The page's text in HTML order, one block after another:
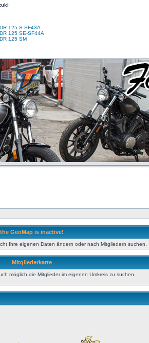
DR 125 S-SF43A
DR 125 SE-SF44A
DR 125 SM
the GeoMap is inactive!
Ihre eigenen Daten ändern oder nach Mitgliedern suchen.
Mitgliederkarte
möglich die Mitglieder im eigenen Umkreis zu suchen.